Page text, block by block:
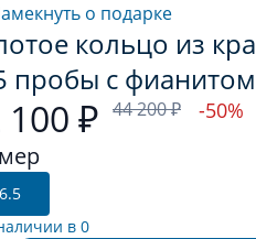
о подарке
кольцо из
пробы с
100 ₽ 44 200 ₽ -50%
в 0